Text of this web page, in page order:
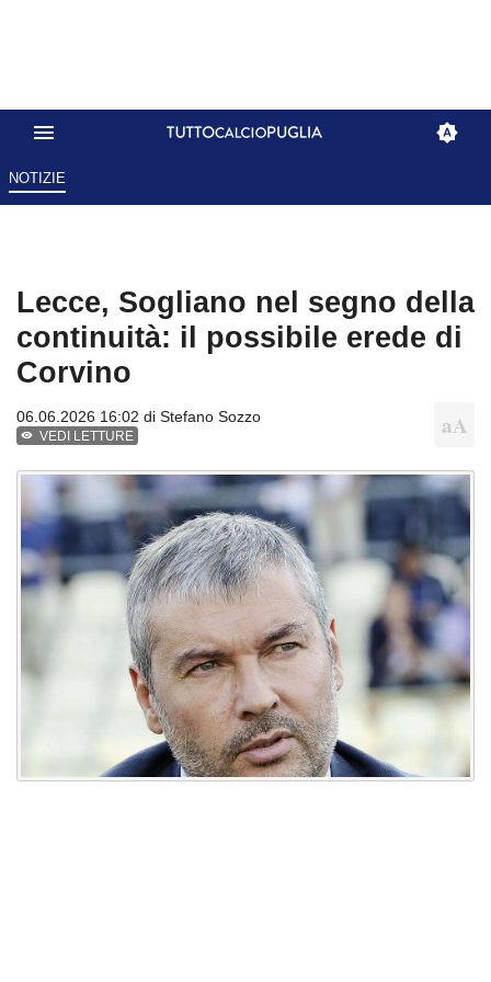
NOTIZIE
Lecce, Sogliano nel segno della
continuità: il possibile erede di
Corvino
06.06.2026 16:02 di Stefano Sozzo
VEDI LETTURE